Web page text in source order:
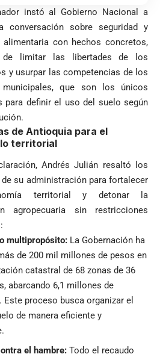
instó al Gobierno Nacional a
conversación sobre seguridad y
alimentaria con hechos concretos,
limitar las libertades de los
y usurpar las competencias de los
municipales, que son los únicos
para definir el uso del suelo según
de Antioquia para el
territorial
Andrés Julián resaltó los
su administración para fortalecer
territorial y detonar la
agropecuaria sin restricciones
multipropósito: La Gobernación ha
de 200 mil millones de pesos en
catastral de 68 zonas de 36
abarcando 6,1 millones de
Este proceso busca organizar el
de manera eficiente y
el hambre: Todo el recaudo
Tribunal de
niega pérdida
de investidura
a concejales
de Medellín
Andrés
«Gury»
Rodríguez y
Gutiérrez
documentos
al FBI, DEA y
Congreso
contra la ‘paz
total’ por
presuntos
beneficios a
de la
es
de
tras
histórica y
Petro y
la crisis de
en
Japón rescata
un empate
agónico ante
Países Bajos
en un vibrante
duelo
mundialista
Alemania no
tuvo piedad:
Curazao en su
debut
mundialista
Rueda
pide desarmar el
construir juntos
Colombia
reconciliada
de
Rionegro
fotos
en
templo de Guarne y
acto de